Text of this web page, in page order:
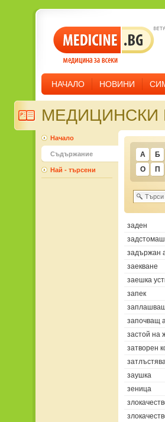
НАЧАЛО НОВИНИ
А Б
О
П
заден
задържан
заекване
заешка
запек
започващ
застой на
затворен
заушка
зеница
Начало
Съдържание
Най - търсени